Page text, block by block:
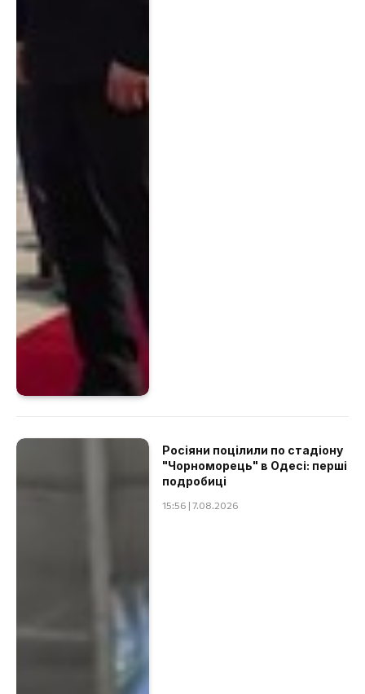
Росіяни поцілили по стадіону
"Чорноморець" в Одесі: перші
подробиці
15:56 | 7.08.2026